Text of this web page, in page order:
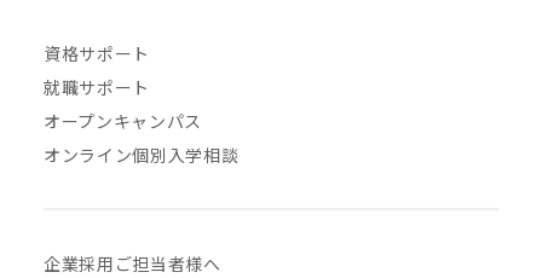
資格サポート
就職サポート
オープンキャンパス
オンライン個別入学相談
企業採用ご担当者様へ